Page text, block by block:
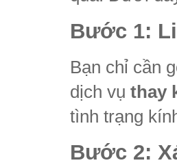
Bước 1:
Bạn chỉ cần
dịch vụ thay
tình trạng
Bước 2: